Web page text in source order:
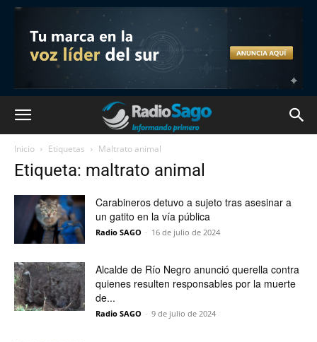
Inicio Etiquetas Maltrato animal
Etiqueta: maltrato animal
Carabineros detuvo a sujeto tras asesinar a
un gatito en la vía pública
Radio SAGO - 16 de julio de 2024
Alcalde de Río Negro anunció querella contra
quienes resulten responsables por la muerte
de...
Radio SAGO - 9 de julio de 2024